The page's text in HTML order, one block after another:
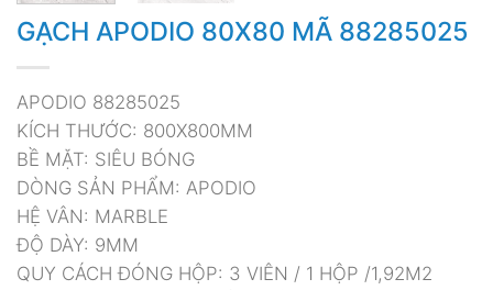
GẠCH APODIO 80X80 MÃ 88285025
APODIO 88285025
KÍCH THƯỚC: 800X800MM
BỀ MẶT: SIÊU BÓNG
DÒNG SẢN PHẨM: APODIO
HỆ VÂN: MARBLE
ĐỘ DÀY: 9MM
QUY CÁCH ĐÓNG HỘP: 3 VIÊN / 1 HỘP /1,92M2